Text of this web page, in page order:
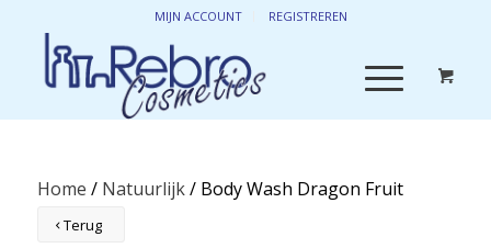
MIJN ACCOUNT REGISTREREN
Home / Natuurlijk/ Body Wash Dragon Fruit
Terug